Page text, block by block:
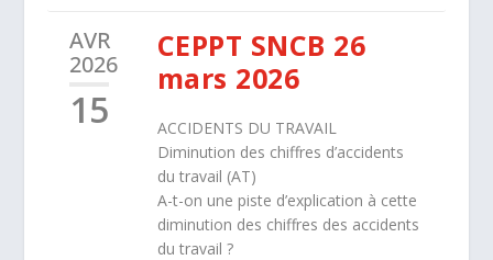
AVR
2026
15
CEPPT SNCB 26
mars 2026
ACCIDENTS DU TRAVAIL
Diminution des chiffres d’accidents
du travail (AT)
A-t-on une piste d’explication à cette
diminution des chiffres des accidents
du travail ?